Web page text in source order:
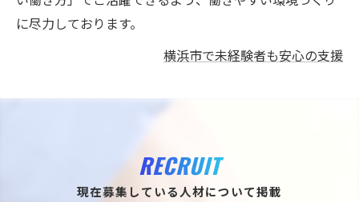
に尽力しております。
横浜市で未経験者も安心の支援
RECRUIT
現在募集している人材について掲載